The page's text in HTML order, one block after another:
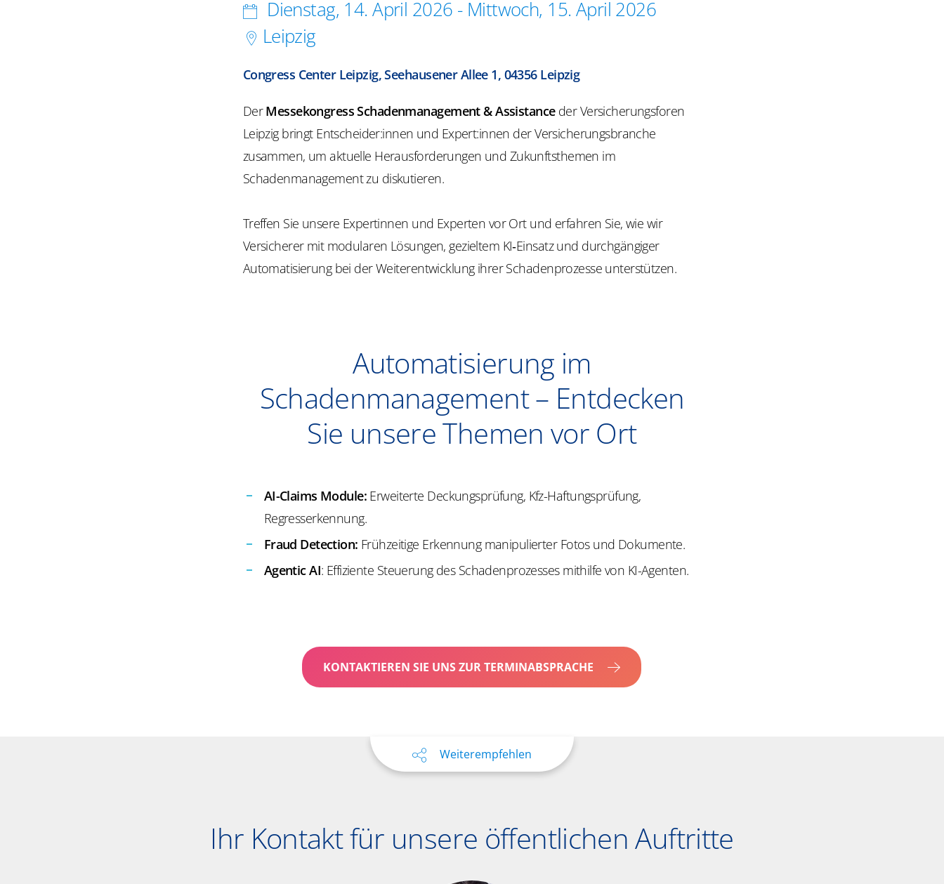
Dienstag, 14. April 2026 - Mittwoch, 15. April 2026
Leipzig
Congress Center Leipzig, Seehausener Allee 1, 04356 Leipzig
DerMessekongress Schadenmanagement & Assistanceder Versicherungsforen
Leipzig bringt Entscheider:innen und Expert:innen der Versicherungsbranche
zusammen, um aktuelle Herausforderungen und Zukunftsthemen im
Schadenmanagement zu diskutieren.
Treffen Sie unsere Expertinnen und Experten vor Ort und erfahren Sie, wie wir
Versicherer mit modularen Lösungen, gezieltem KI‑Einsatz und durchgängiger
Automatisierung bei der Weiterentwicklung ihrer Schadenprozesse unterstützen.
Automatisierung im
Schadenmanagement – Entdecken
Sie unsere Themen vor Ort
AI-Claims Module: Erweiterte Deckungsprüfung, Kfz-Haftungsprüfung,
Regresserkennung.
Fraud Detection: Frühzeitige Erkennung manipulierter Fotos und Dokumente.
Agentic AI: Effiziente Steuerung des Schadenprozesses mithilfe von KI-Agenten.
KONTAKTIEREN SIE UNS ZUR TERMINABSPRACHE
Weiterempfehlen
Ihr Kontakt für unsere öffentlichen Auftritte